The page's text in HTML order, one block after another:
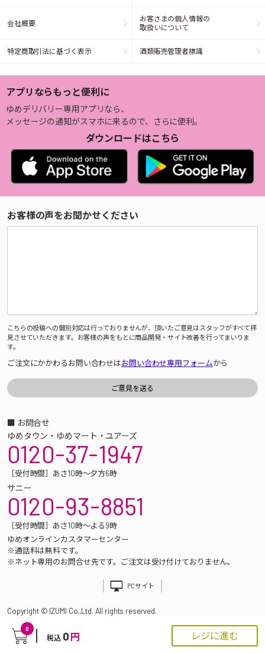
0
税込 0 円 レジに進む
会社概要
お客さまの個人情報の
取扱いについて
特定商取引法に基づく表示 酒類販売管理者標識
アプリならもっと便利に
ゆめデリバリー専用アプリなら、
メッセージの通知がスマホに来るので、さらに便利。
ダウンロードはこちら
お客様の声をお聞かせください
こちらの投稿への個別対応は行っておりませんが、頂いたご意見はスタッフがすべて拝
見させていただきます。お客様の声をもとに商品開発・サイト改善を行ってまいりま
す。
ご注文にかかわるお問い合わせはお問い合わせ専用フォームから
■ お問合せ
ゆめタウン・ゆめマート・ユアーズ
0120-37-1947
［受付時間］あさ10時～夕方6時
サニー
0120-93-8851
［受付時間］あさ10時～よる9時
ゆめオンラインカスタマーセンター
※通話料は無料です。
※ネット専用のお問合せ先です。ご注文は受け付けておりません。
PCサイト
Copyright © IZUMI Co.,Ltd. All rights reserved.